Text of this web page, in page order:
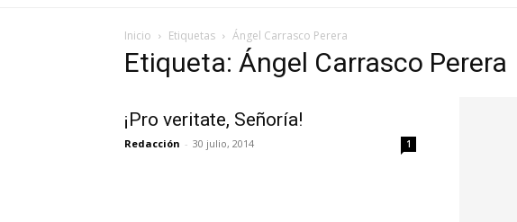
Inicio Etiquetas Ángel Carrasco Perera
Etiqueta: Ángel Carrasco Perera
¡Pro veritate, Señoría!
Redacción - 30 julio, 2014 1